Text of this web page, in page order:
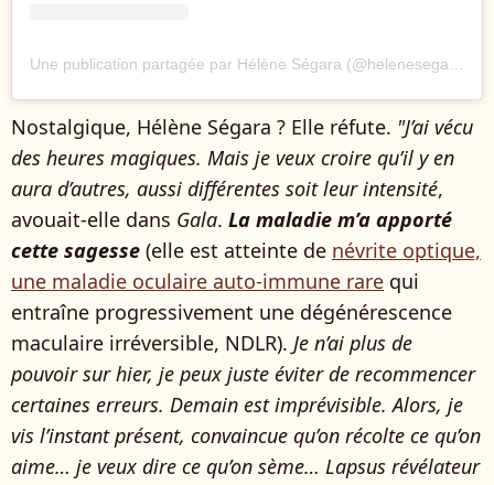
Nostalgique, Hélène Ségara ? Elle réfute. "J’ai vécu
des heures magiques. Mais je veux croire qu’il y en
aura d’autres, aussi différentes soit leur intensité,
avouait-elle dans Gala. La maladie m’a apporté
cette sagesse (elle est atteinte de névrite optique,
une maladie oculaire auto-immune rare qui
entraîne progressivement une dégénérescence
maculaire irréversible, NDLR). Je n’ai plus de
pouvoir sur hier, je peux juste éviter de recommencer
certaines erreurs. Demain est imprévisible. Alors, je
vis l’instant présent, convaincue qu’on récolte ce qu’on
aime… je veux dire ce qu’on sème… Lapsus révélateur